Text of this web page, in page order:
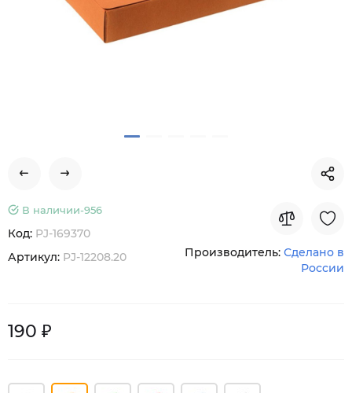
В наличии-956
Код: PJ-169370
Артикул: PJ-12208.20 Производитель: Сделано в
России
190 ₽